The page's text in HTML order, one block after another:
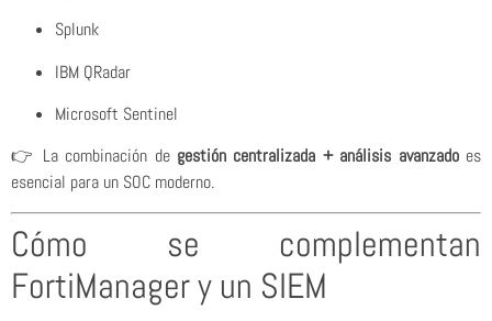
Splunk
IBM QRadar
Microsoft Sentinel
👉 La combinación de gestión centralizada + análisis avanzadoes
esencial para un SOC moderno.
Cómo se complementan
FortiManager y un SIEM